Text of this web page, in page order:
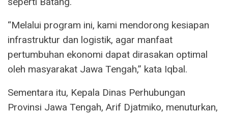
“Melalui program ini, kami mendorong kesiapan
infrastruktur dan logistik, agar manfaat
pertumbuhan ekonomi dapat dirasakan optimal
oleh masyarakat Jawa Tengah,” kata Iqbal.
Sementara itu, Kepala Dinas Perhubungan
Provinsi Jawa Tengah, Arif Djatmiko, menuturkan,